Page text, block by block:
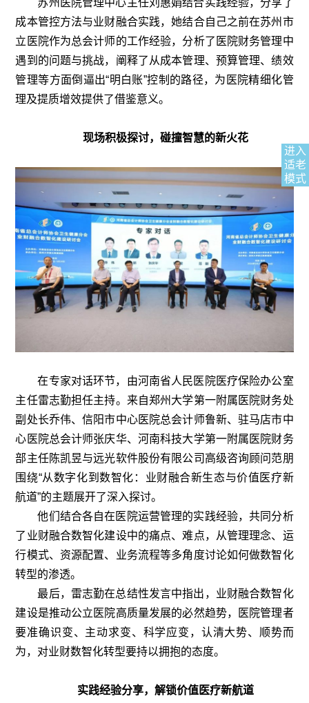
进入
适老
模式
成本管控方法与业财融合实践，她结合自己之前在苏州市
立医院作为总会计师的工作经验，分析了医院财务管理中
遇到的问题与挑战，阐释了从成本管理、预算管理、绩效
管理等方面倒逼出“明白账”控制的路径，为医院精细化管
理及提质增效提供了借鉴意义。
现场积极探讨，碰撞智慧的新火花
在专家对话环节，由河南省人民医院医疗保险办公室
主任雷志勤担任主持。来自郑州大学第一附属医院财务处
副处长乔伟、信阳市中心医院总会计师鲁新、驻马店市中
心医院总会计师张庆华、河南科技大学第一附属医院财务
部主任陈凯昱与远光软件股份有限公司高级咨询顾问范朋
围绕“从数字化到数智化：业财融合新生态与价值医疗新
航道”的主题展开了深入探讨。
他们结合各自在医院运营管理的实践经验，共同分析
了业财融合数智化建设中的痛点、难点，从管理理念、运
行模式、资源配置、业务流程等多角度讨论如何做数智化
转型的渗透。
最后，雷志勤在总结性发言中指出，业财融合数智化
建设是推动公立医院高质量发展的必然趋势，医院管理者
要准确识变、主动求变、科学应变，认清大势、顺势而
为，对业财数智化转型要持以拥抱的态度。
实践经验分享，解锁价值医疗新航道